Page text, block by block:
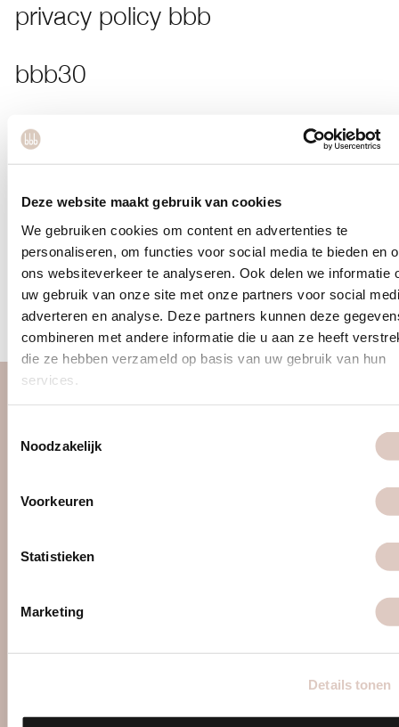
Deze website maakt gebruik van cookies
We gebruiken cookies om content en advertenties te
personaliseren, om functies voor social media te bieden en
ons websiteverkeer te analyseren. Ook delen we informatie
uw gebruik van onze site met onze partners voor social
adverteren en analyse. Deze partners kunnen deze
combineren met andere informatie die u aan ze heeft
die ze hebben verzameld op basis van uw gebruik van hun
services.
Noodzakelijk
Voorkeuren
Statistieken
Marketing
Details tonen
privacy policy bbb
bbb30
hot 30 minute workout
gym for women in amsterdam
and utrecht
< 1 2 3 … 49 50 51 52 53 54 55 56 >
about us
women only gym
faq